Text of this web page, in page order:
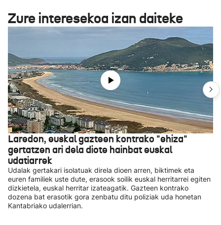
Zure interesekoa izan daiteke
Laredon, euskal gazteen kontrako "ehiza"
gertatzen ari dela diote hainbat euskal
udatiarrek
Udalak gertakari isolatuak direla dioen arren, biktimek eta
euren familiek uste dute, erasook soilik euskal herritarrei egiten
dizkietela, euskal herritar izateagatik. Gazteen kontrako
dozena bat erasotik gora zenbatu ditu poliziak uda honetan
Kantabriako udalerrian.